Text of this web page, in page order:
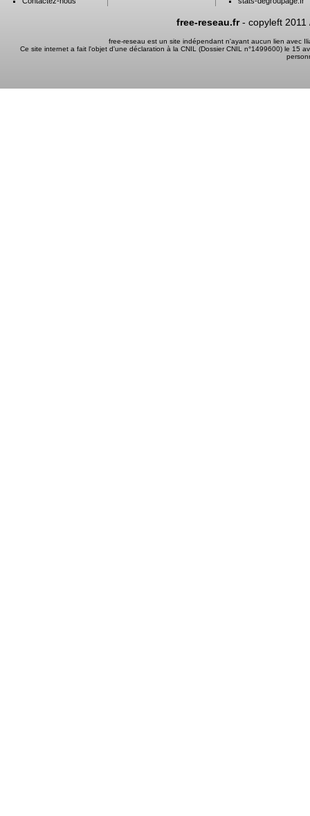
free-reseau.fr- copyleft 2011
free-reseau est un site indépendant n'ayant aucun lien avec
Ce site internet a fait l'objet d'une déclaration à la CNIL (Dossier CNIL n°1499600) le 15